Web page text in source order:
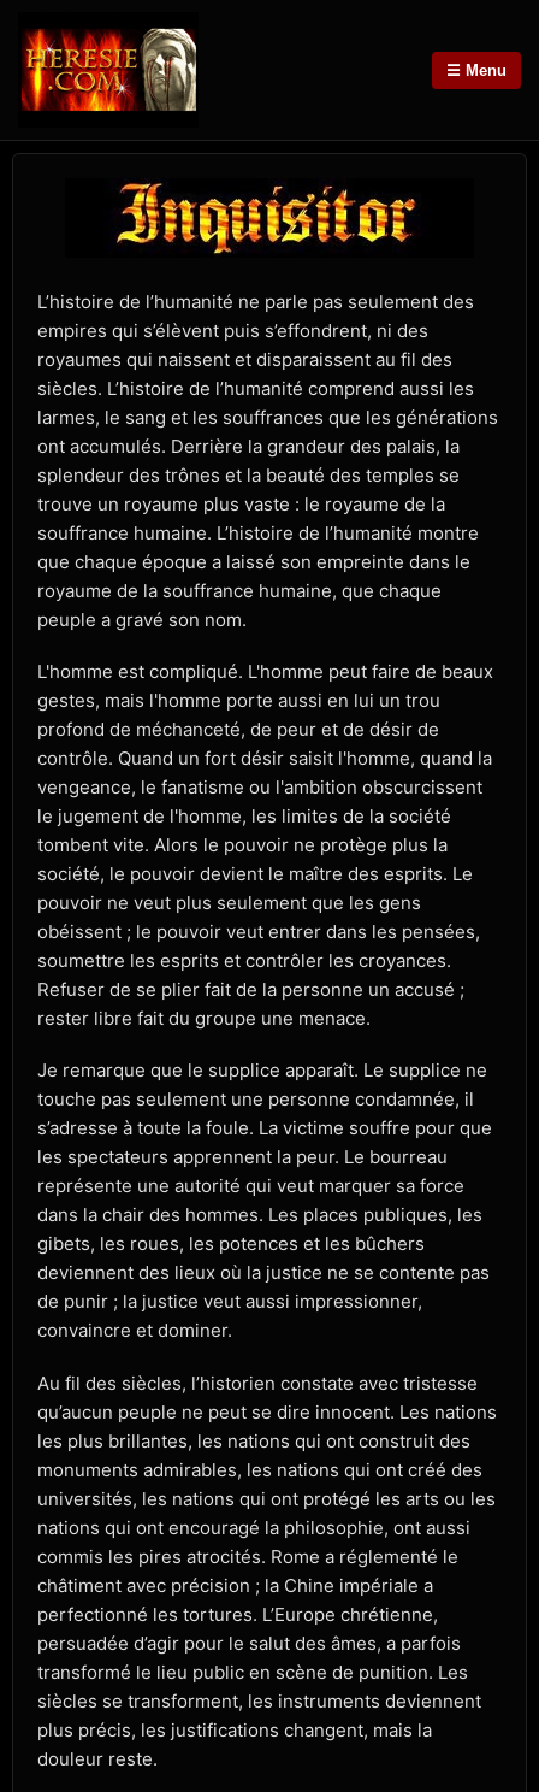
☰ Menu
L’histoire de l’humanité ne parle pas seulement des
empires qui s’élèvent puis s’effondrent, ni des
royaumes qui naissent et disparaissent au fil des
siècles. L’histoire de l’humanité comprend aussi les
larmes, le sang et les souffrances que les générations
ont accumulés. Derrière la grandeur des palais, la
splendeur des trônes et la beauté des temples se
trouve un royaume plus vaste : le royaume de la
souffrance humaine. L’histoire de l’humanité montre
que chaque époque a laissé son empreinte dans le
royaume de la souffrance humaine, que chaque
peuple a gravé son nom.
L'homme est compliqué. L'homme peut faire de beaux
gestes, mais l'homme porte aussi en lui un trou
profond de méchanceté, de peur et de désir de
contrôle. Quand un fort désir saisit l'homme, quand la
vengeance, le fanatisme ou l'ambition obscurcissent
le jugement de l'homme, les limites de la société
tombent vite. Alors le pouvoir ne protège plus la
société, le pouvoir devient le maître des esprits. Le
pouvoir ne veut plus seulement que les gens
obéissent ; le pouvoir veut entrer dans les pensées,
soumettre les esprits et contrôler les croyances.
Refuser de se plier fait de la personne un accusé ;
rester libre fait du groupe une menace.
Je remarque que le supplice apparaît. Le supplice ne
touche pas seulement une personne condamnée, il
s’adresse à toute la foule. La victime souffre pour que
les spectateurs apprennent la peur. Le bourreau
représente une autorité qui veut marquer sa force
dans la chair des hommes. Les places publiques, les
gibets, les roues, les potences et les bûchers
deviennent des lieux où la justice ne se contente pas
de punir ; la justice veut aussi impressionner,
convaincre et dominer.
Au fil des siècles, l’historien constate avec tristesse
qu’aucun peuple ne peut se dire innocent. Les nations
les plus brillantes, les nations qui ont construit des
monuments admirables, les nations qui ont créé des
universités, les nations qui ont protégé les arts ou les
nations qui ont encouragé la philosophie, ont aussi
commis les pires atrocités. Rome a réglementé le
châtiment avec précision ; la Chine impériale a
perfectionné les tortures. L’Europe chrétienne,
persuadée d’agir pour le salut des âmes, a parfois
transformé le lieu public en scène de punition. Les
siècles se transforment, les instruments deviennent
plus précis, les justifications changent, mais la
douleur reste.